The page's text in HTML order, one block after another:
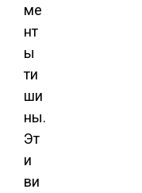
ме
нт
ы
ти
ши
ны.
Эт
и
ви